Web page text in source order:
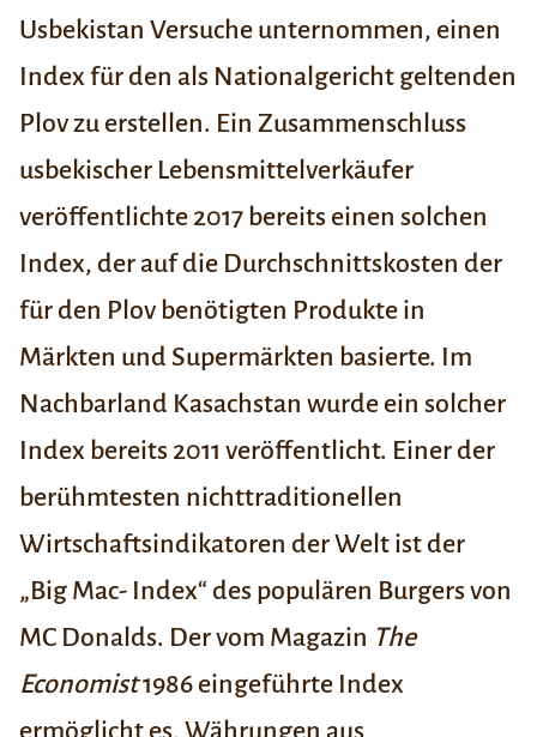
Usbekistan Versuche unternommen, einen
Index für den als Nationalgericht geltenden
Plov zu erstellen. Ein Zusammenschluss
usbekischer Lebensmittelverkäufer
veröffentlichte 2017 bereits einen solchen
Index, der auf die Durchschnittskosten der
für den Plov benötigten Produkte in
Märkten und Supermärkten basierte. Im
Nachbarland Kasachstan wurde ein solcher
Index bereits 2011 veröffentlicht. Einer der
berühmtesten nichttraditionellen
Wirtschaftsindikatoren der Welt ist der
„Big Mac- Index“ des populären Burgers von
MC Donalds. Der vom Magazin The
Economist1986 eingeführte Index